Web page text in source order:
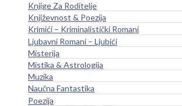
Knjige Za Roditelje
Književnost & Poezija
Krimići – Kriminalistički Romani
Ljubavni Romani – Ljubići
Misterija
Mistika & Astrologija
Muzika
Naučna Fantastika
Poezija